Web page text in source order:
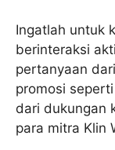
Ingatlah untuk
berinteraksi
pertanyaan
promosi
dari dukungan
para mitra Klin